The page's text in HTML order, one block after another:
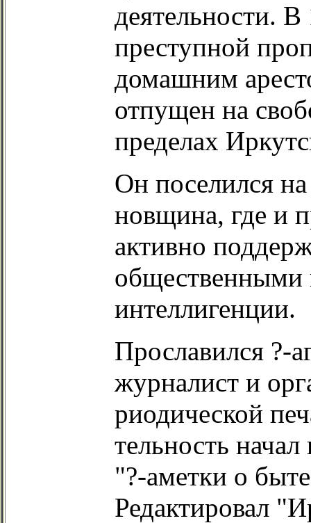
деятельности.
преступной
домашним
отпущен на
пределах
Он поселился
новщина, где и
активно
общественными
интеллигенции.
Прославился ?-
журналист и
риодической
тельность
"?-аметки о
Редактировал